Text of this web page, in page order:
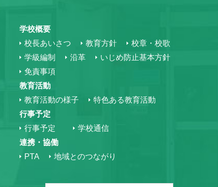
学校概要
校長あいさつ
教育方針
校章・校歌
学級編制
沿革
いじめ防止基本方針
免責事項
教育活動
教育活動の様子
特色ある教育活動
行事予定
行事予定
学校通信
連携・協働
PTA
地域とのつながり